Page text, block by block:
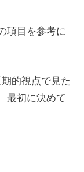
項目を参考に
的視点で見た
最初に決めて